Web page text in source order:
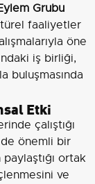
Grubu
faaliyetler
öne
iş birliği,
buluşmasında
Etki
çalıştığı
önemli bir
ortak
ve